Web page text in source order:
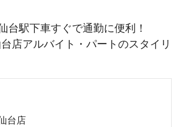
台駅下車すぐで通勤に便利！
店アルバイト・パートのスタイリ
台店